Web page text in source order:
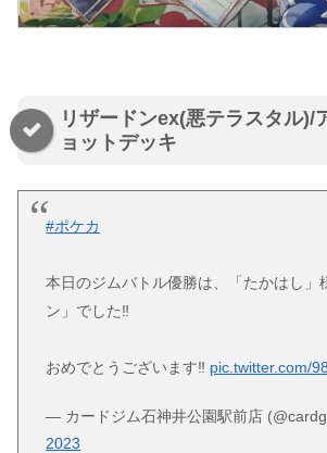
リザードンex(悪テラスタル)/
ョットデッキ
#ポケカ
本日のジムバトル優勝は、「たかはし」
ン」でした‼️
おめでとうございます‼️ pic.twitter.com/
— カードジム石神井公園駅前店
2023